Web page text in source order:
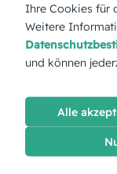
Gesamtpreis:
Ihre Cookies für
Weitere
und können
Alle